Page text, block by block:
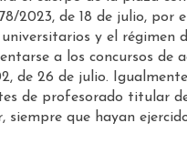
2023, de 18 de julio, por
y el régimen
a los concursos de
de 26 de julio.
de profesorado titular
siempre que hayan